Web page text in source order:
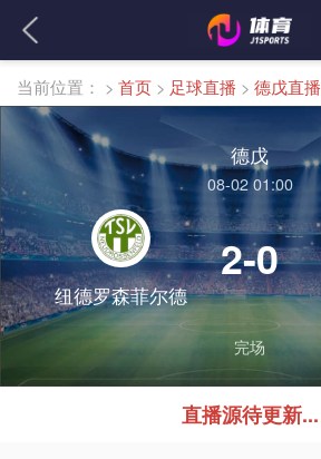
当前位置： > 首页 > 足球直播 > 德戊直播
德戊
08-02 01:00
纽德罗森菲尔德
2-0
完场
直播源待更新...